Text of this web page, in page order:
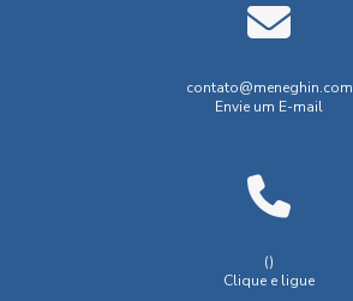
contato@meneghin.com
Envie um E-mail
()
Clique e ligue